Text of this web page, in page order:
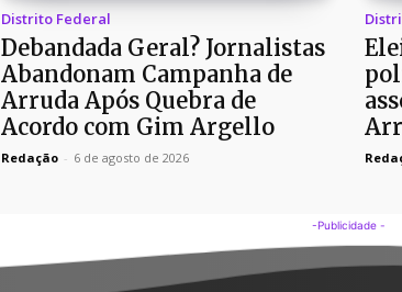
Distrito Federal
Debandada Geral? Jornalistas
Abandonam Campanha de
Arruda Após Quebra de
Acordo com Gim Argello
Redação - 6 de agosto de 2026
-Publicidade -